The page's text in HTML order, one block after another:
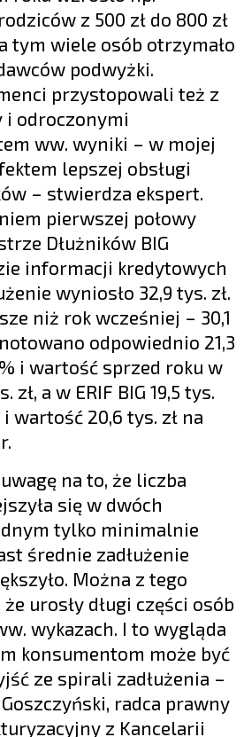
z 500 zł do 800 zł
tym wiele osób otrzymało
podwyżki.
przystopowali też z
i odroczonymi
ww. wyniki – w mojej
lepszej obsługi
– stwierdza ekspert.
pierwszej połowy
Dłużników BIG
informacji kredytowych
wyniosło 32,9 tys. zł.
niż rok wcześniej – 30,1
odpowiednio 21,3
i wartość sprzed roku w
zł, a w ERIF BIG 19,5 tys.
wartość 20,6 tys. zł na
na to, że liczba
się w dwóch
tylko minimalnie
średnie zadłużenie
Można z tego
urosły długi części osób
wykazach. I to wygląda
konsumentom może być
ze spirali zadłużenia –
radca prawny
z Kancelarii